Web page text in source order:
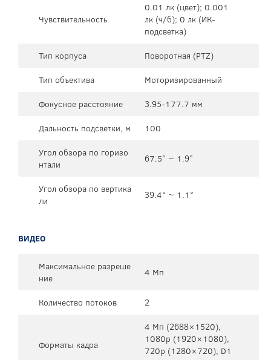
Чувствительность
0.01 лк (цвет); 0.001
лк (ч/б); 0 лк (ИК-
подсветка)
Тип корпуса
Поворотная (PTZ)
Тип объектива
Моторизированный
Фокусное расстояние
3.95-177.7 мм
Дальность подсветки, м
100
Угол обзора по горизо
нтали
67.5° ~ 1.9°
Угол обзора по вертика
ли
39.4° ~ 1.1°
ВИДЕО
Максимальное разреше
ние
4 Мп
Количество потоков 2
Форматы кадра
4 Мп (2688×1520),
1080р (1920×1080),
720p (1280×720), D1